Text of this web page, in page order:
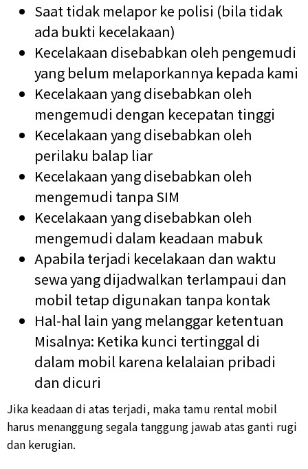
Saat tidak melapor ke polisi (bila tidak
ada bukti kecelakaan)
Kecelakaan disebabkan oleh pengemudi
yang belum melaporkannya kepada kami
Kecelakaan yang disebabkan oleh
mengemudi dengan kecepatan tinggi
Kecelakaan yang disebabkan oleh
perilaku balap liar
Kecelakaan yang disebabkan oleh
mengemudi tanpa SIM
Kecelakaan yang disebabkan oleh
mengemudi dalam keadaan mabuk
Apabila terjadi kecelakaan dan waktu
sewa yang dijadwalkan terlampaui dan
mobil tetap digunakan tanpa kontak
Hal-hal lain yang melanggar ketentuan
Misalnya: Ketika kunci tertinggal di
dalam mobil karena kelalaian pribadi
dan dicuri
Jika keadaan di atas terjadi, maka tamu rental mobil
harus menanggung segala tanggung jawab atas ganti rugi
dan kerugian.